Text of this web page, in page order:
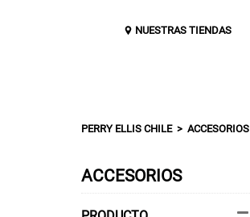
NUESTRAS TIENDAS
PERRY ELLIS CHILE ACCESORIOS
ACCESORIOS